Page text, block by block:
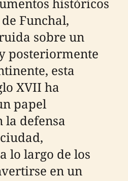
Funchal,
sobre un
posteriormente
esta
XVII ha
papel
la defensa
lo largo de los
en un